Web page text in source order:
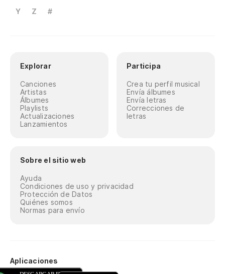
Y
Z #
Explorar
Canciones
Artistas
Álbumes
Playlists
Actualizaciones
Lanzamientos
Participa
Crea tu perfil musical
Envía álbumes
Envía letras
Correcciones de
letras
Sobre el sitio web
Ayuda
Condiciones de uso y privacidad
Protección de Datos
Quiénes somos
Normas para envío
Aplicaciones